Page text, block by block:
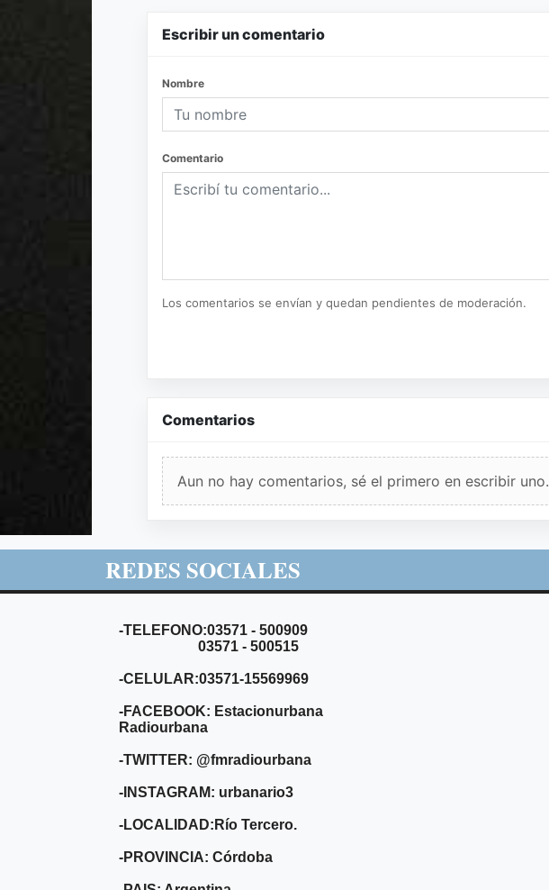
Escribir un comentario
Nombre
Comentario
Los comentarios se envían y quedan pendientes de moderación.
Comentarios
Aun no hay comentarios, sé el primero en escribir uno.
REDES SOCIALES
-TELEFONO:03571 - 500909
03571 - 500515
-CELULAR:03571-15569969
-FACEBOOK: Estacionurbana
Radiourbana
-TWITTER: @fmradiourbana
-INSTAGRAM: urbanario3
-LOCALIDAD:Río Tercero.
-PROVINCIA: Córdoba